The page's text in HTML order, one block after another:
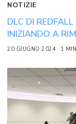
NOTIZIE
DLC DI
INIZIANDO A
20 GIUGNO 2024 1